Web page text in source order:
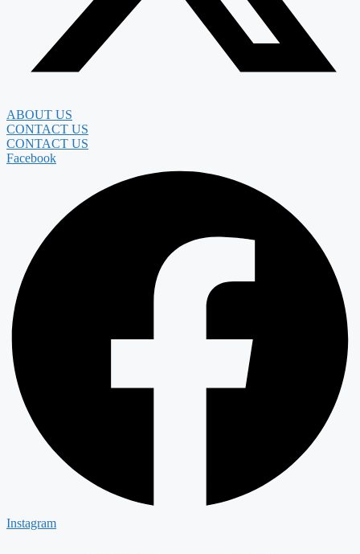
ABOUT US
CONTACT US
CONTACT US
Facebook
Instagram